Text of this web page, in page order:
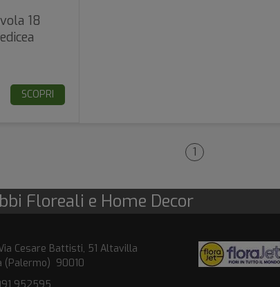
18
SCOPRI
1
Floreali e Home Decor
Cesare Battisti, 51 Altavilla
(Palermo) 90010